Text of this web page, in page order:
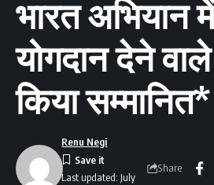
भारत अभियान
योगदान देने
किया सम्मानित*
Last updated: July
Renu Negi
Share